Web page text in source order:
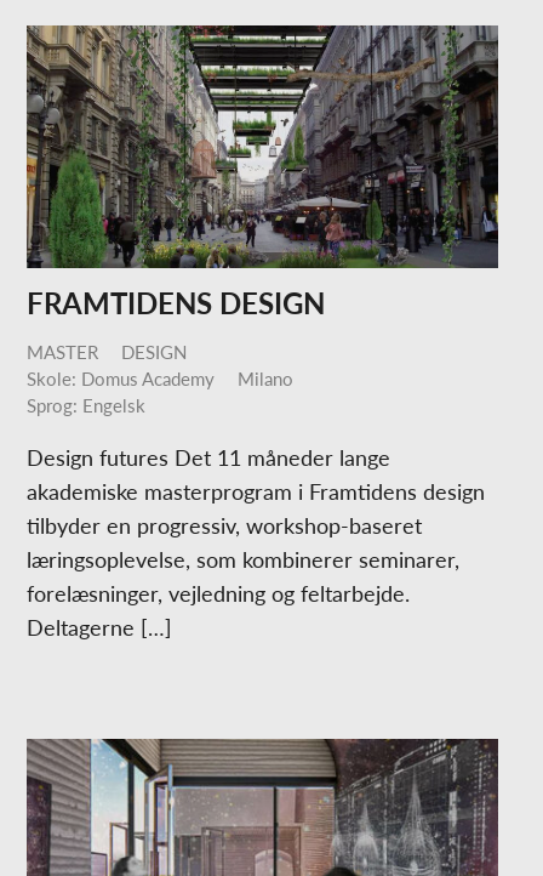
FRAMTIDENS DESIGN
MASTER
DESIGN
Skole: Domus Academy
Milano
Sprog: Engelsk
Design futures Det 11 måneder lange
akademiske masterprogram i Framtidens design
tilbyder en progressiv, workshop-baseret
læringsoplevelse, som kombinerer seminarer,
forelæsninger, vejledning og feltarbejde.
Deltagerne […]